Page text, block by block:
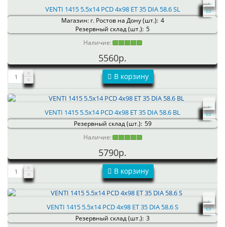
VENTI 1415 5.5x14 PCD 4x98 ET 35 DIA 58.6 SL
Магазин: г. Ростов на Дону (шт.): 4
Резервный склад (шт.): 5
Наличие:
5560р.
В корзину
VENTI 1415 5.5x14 PCD 4x98 ET 35 DIA 58.6 BL
Резервный склад (шт.): 59
Наличие:
5790р.
В корзину
VENTI 1415 5.5x14 PCD 4x98 ET 35 DIA 58.6 S
Резервный склад (шт.): 3